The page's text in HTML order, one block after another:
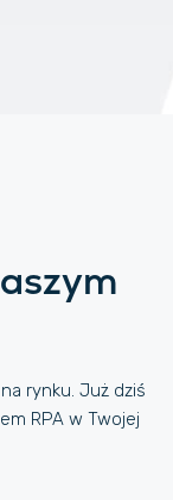
rynku. Już dziś
RPA w Twojej